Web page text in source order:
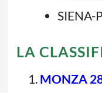
SIENA-
LA
MONZA